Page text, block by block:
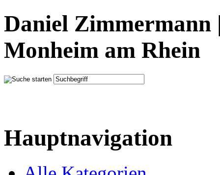
Daniel Zimmermann
Monheim am Rhein
Hauptnavigation